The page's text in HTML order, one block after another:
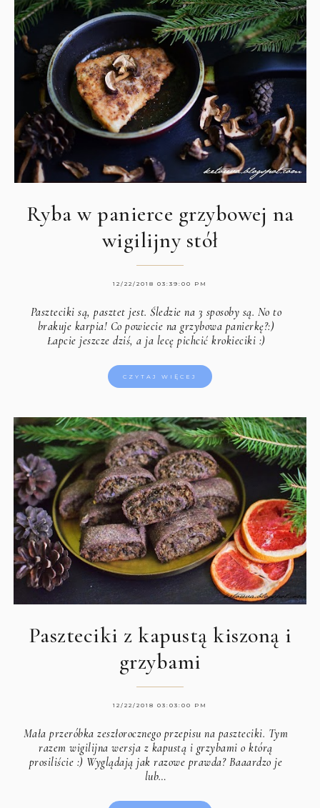
Ryba w panierce grzybowej na
wigilijny stół
12/22/2018 03:39:00 PM
Paszteciki są, pasztet jest. Śledzie na 3 sposoby są. No to
brakuje karpia! Co powiecie na grzybowa panierkę?:)
Łapcie jeszcze dziś, a ja lecę pichcić krokieciki :)
CZYTAJ WIĘCEJ
Paszteciki z kapustą kiszoną i
grzybami
12/22/2018 03:03:00 PM
Mała przeróbka zeszłorocznego przepisu na paszteciki. Tym
razem wigilijna wersja z kapustą i grzybami o którą
prosiliście :) Wyglądają jak razowe prawda? Baaardzo je
lub…